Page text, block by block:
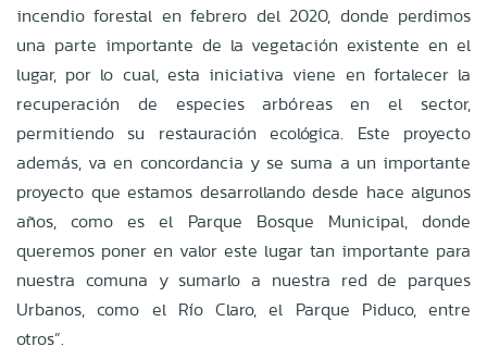
incendio forestal en febrero del 2020, donde perdimos
una parte importante de la vegetación existente en el
lugar, por lo cual, esta iniciativa viene en fortalecer la
recuperación de especies arbóreas en el sector,
permitiendo su restauración ecológica. Este proyecto
además, va en concordancia y se suma a un importante
proyecto que estamos desarrollando desde hace algunos
años, como es el Parque Bosque Municipal, donde
queremos poner en valor este lugar tan importante para
nuestra comuna y sumarlo a nuestra red de parques
Urbanos, como el Río Claro, el Parque Piduco, entre
otros”.